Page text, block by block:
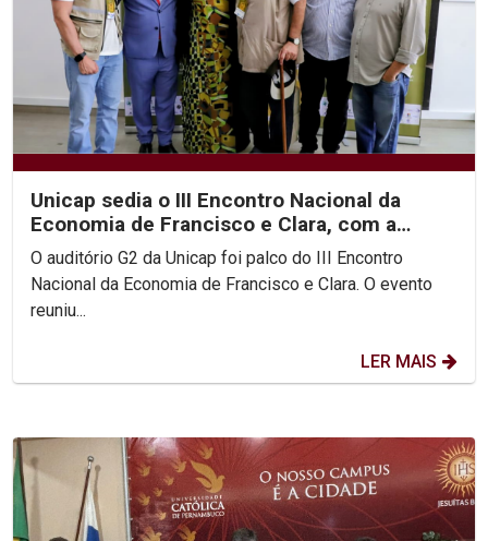
Unicap sedia o III Encontro Nacional da
Economia de Francisco e Clara, com a
participação do Pe....
O auditório G2 da Unicap foi palco do III Encontro
Nacional da Economia de Francisco e Clara. O evento
reuniu...
LER MAIS